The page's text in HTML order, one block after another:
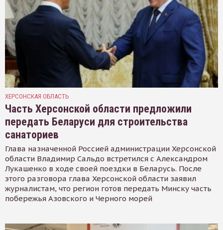
ХЕРСОНСКАЯ ОБЛАСТЬ
Часть Херсонской области предложили
передать Беларуси для строительства
санаториев
Глава назначенной Россией администрации Херсонской
области Владимир Сальдо встретился с Александром
Лукашенко в ходе своей поездки в Беларусь. После
этого разговора глава Херсонской области заявил
журналистам, что регион готов передать Минску часть
побережья Азовского и Черного морей